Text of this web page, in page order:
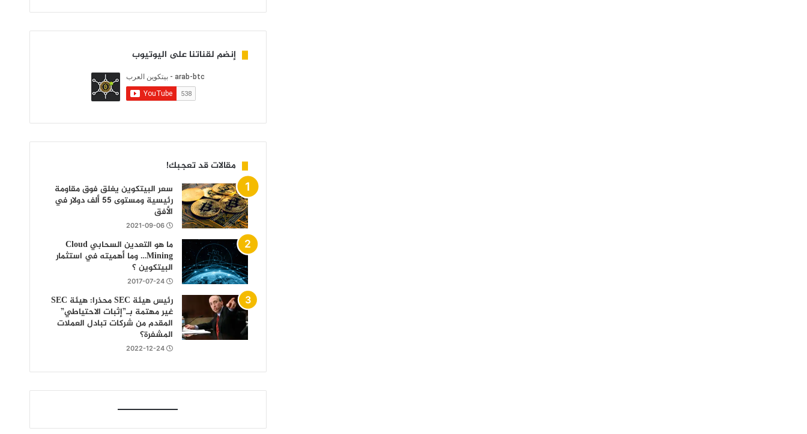
إنضم لقناتنا على اليوتيوب
مقالات قد تعجبك!
سعر البيتكوين يغلق فوق مقاومة
رئيسية ومستوى 55 ألف دولار في
الأفق
2021-09-06
ما هو التعدين السحابي Cloud
Mining… وما أهميته في استثمار
البيتكوين ؟
2017-07-24
رئيس هيئة SEC محذرا: هيئة SEC
غير مهتمة بـ”إثبات الاحتياطي”
المقدم من شركات تبادل العملات
المشفرة؟
2022-12-24